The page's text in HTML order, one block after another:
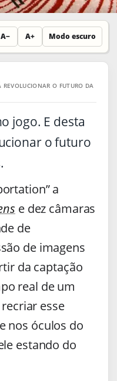
A− A+ Modo escuro
O FUTURO DA
jogo. E desta
o futuro
a
e dez câmaras
de
de imagens
da captação
real de um
esse
nos óculos do
estando do